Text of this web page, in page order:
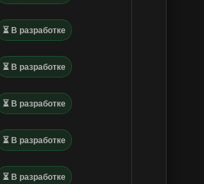
⏳ В разработке
⏳ В разработке
⏳ В разработке
⏳ В разработке
⏳ В разработке